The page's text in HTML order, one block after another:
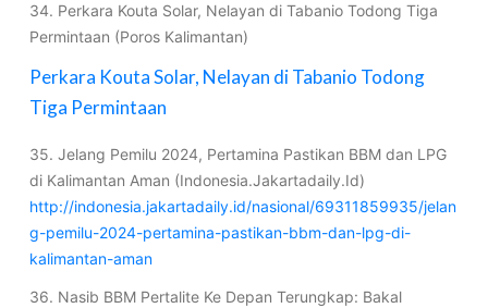
34. Perkara Kouta Solar, Nelayan di Tabanio Todong Tiga
Permintaan (Poros Kalimantan)
Perkara Kouta Solar, Nelayan di Tabanio Todong
Tiga Permintaan
35. Jelang Pemilu 2024, Pertamina Pastikan BBM dan LPG
di Kalimantan Aman (Indonesia.Jakartadaily.Id)
http://indonesia.jakartadaily.id/nasional/69311859935/jelan
g-pemilu-2024-pertamina-pastikan-bbm-dan-lpg-di-
kalimantan-aman
36. Nasib BBM Pertalite Ke Depan Terungkap: Bakal